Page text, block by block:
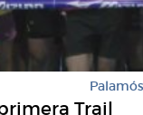
Palamós
Trail